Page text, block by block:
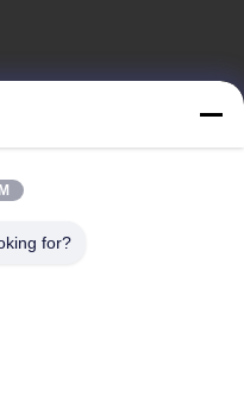
드 212번 5동
for?